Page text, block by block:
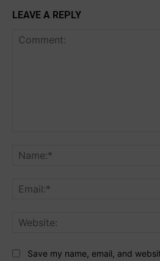
LEAVE A REPLY
Save my name, email, and